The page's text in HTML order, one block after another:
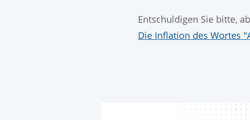
Entschuldigen Sie bitte,
Die Inflation des Wortes